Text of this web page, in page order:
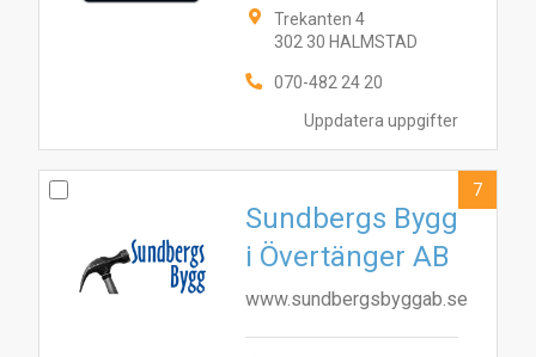
Uppdatera uppgifter
Trekanten 4
302 30 HALMSTAD
070-482 24 20
Sundbergs Bygg
i Övertänger AB
www.sundbergsbyggab.se
7